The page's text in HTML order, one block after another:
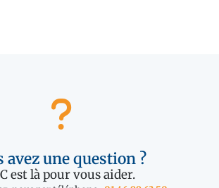
avez une question ?
est là pour vous aider.